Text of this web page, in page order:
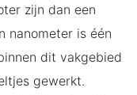
zijn dan een
nanometer is één
dit vakgebied
gewerkt.